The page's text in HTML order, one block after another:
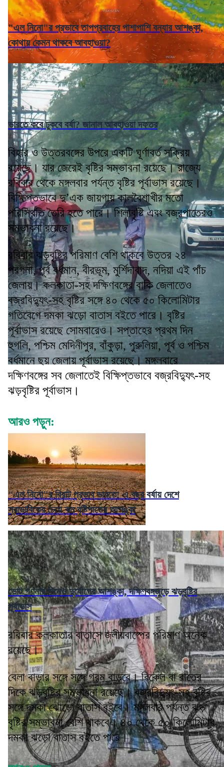
"এল নিনো"র প্রভাবে তাপপ্রবাহের পাশাপাশি বন্যার আশঙ্কা,
কোথায় কেমন থাকবে আবহাওয়া?
ভারতে কবে ঢুকবে বর্ষা? জানাল আবহাওয়া দফতর
বিহার ও উত্তরবঙ্গের উপরে একটি ঘূর্ণাবর্ত সক্রিয়
রয়েছে। যার জেরেই বৃষ্টির সম্ভাবনা রয়েছে। রাজ্যে
রবিবার থেকে মঙ্গলবার পর্যন্ত বৃষ্টির পূর্বাভাস রয়েছে।
বিক্ষিপ্তভাবে দু’এক জায়গায় কালবৈশাখীর মতো
পরিস্থিতি তৈরি হতে পারে। শিলাবৃষ্টি এবং বজ্রপাতেরও
সম্ভাবনা রয়েছে।
রবিবার ঝড়বৃষ্টির পরিমাণ বেশি থাকবে উত্তর ২৪
পরগনা, পূর্ব বর্ধমান, বীরভূম, মুর্শিদাবাদ, নদিয়া এই পাঁচ
জেলায়। কলকাতা-সহ দক্ষিণবঙ্গের বাকি জেলাতেও
বজ্রবিদ্যুৎ-সহ বৃষ্টির সঙ্গে ৪০ থেকে ৫০ কিলোমিটার
গতিবেগে দমকা ঝড়ো বাতাস বইতে পারে। বৃষ্টির
পূর্বাভাস রয়েছে সোমবারেও। সপ্তাহের প্রথম দিন
হুগলি, পশ্চিম মেদিনীপুর, বাঁকুড়া, পুরুলিয়া, পূর্ব ও পশ্চিম
বর্ধমানে ছয় জেলায় পূর্বাভাস রয়েছে। মঙ্গলবারে
দক্ষিণবঙ্গের সব জেলাতেই বিক্ষিপ্তভাবে বজ্রবিদ্যুৎ-সহ
ঝড়বৃষ্টির পূর্বাভাস।
আরও পড়ুন:
"এল নিনো"র বিরাট প্রভাব ভারতে! এ বছর বর্ষায় দেশে
স্বাভাবিকের চেয়ে কম বৃষ্টিপাতের আশঙ্কা
ভোট গণনার দিনেও দুর্যোগের আশঙ্কা, দক্ষিণবঙ্গজুড়ে ঝড়বৃষ্টির
পূর্বাভাস
রবিবার কলকাতার বাতাসে জলীয়বাষ্পের পরিমাণ অনেক
রয়েছে।
বেলা বাড়ার সঙ্গে সঙ্গে গরম বাড়বে। বিকেল বা রাতের
দিকে ঝড়বৃষ্টির সম্ভাবনা রয়েছে। বজ্রবিদ্যুৎ-সহ বৃষ্টির
সঙ্গে দমকা ঝোড়ো বাতাস বইবে। মঙ্গলবার পর্যন্ত ঝড়
বৃষ্টির সম্ভাবনা বেশি থাকবে। ৪০ থেকে ৫০ কিলোমিটার
দমকা ঝড়ো বাতাস বইতে পারে।